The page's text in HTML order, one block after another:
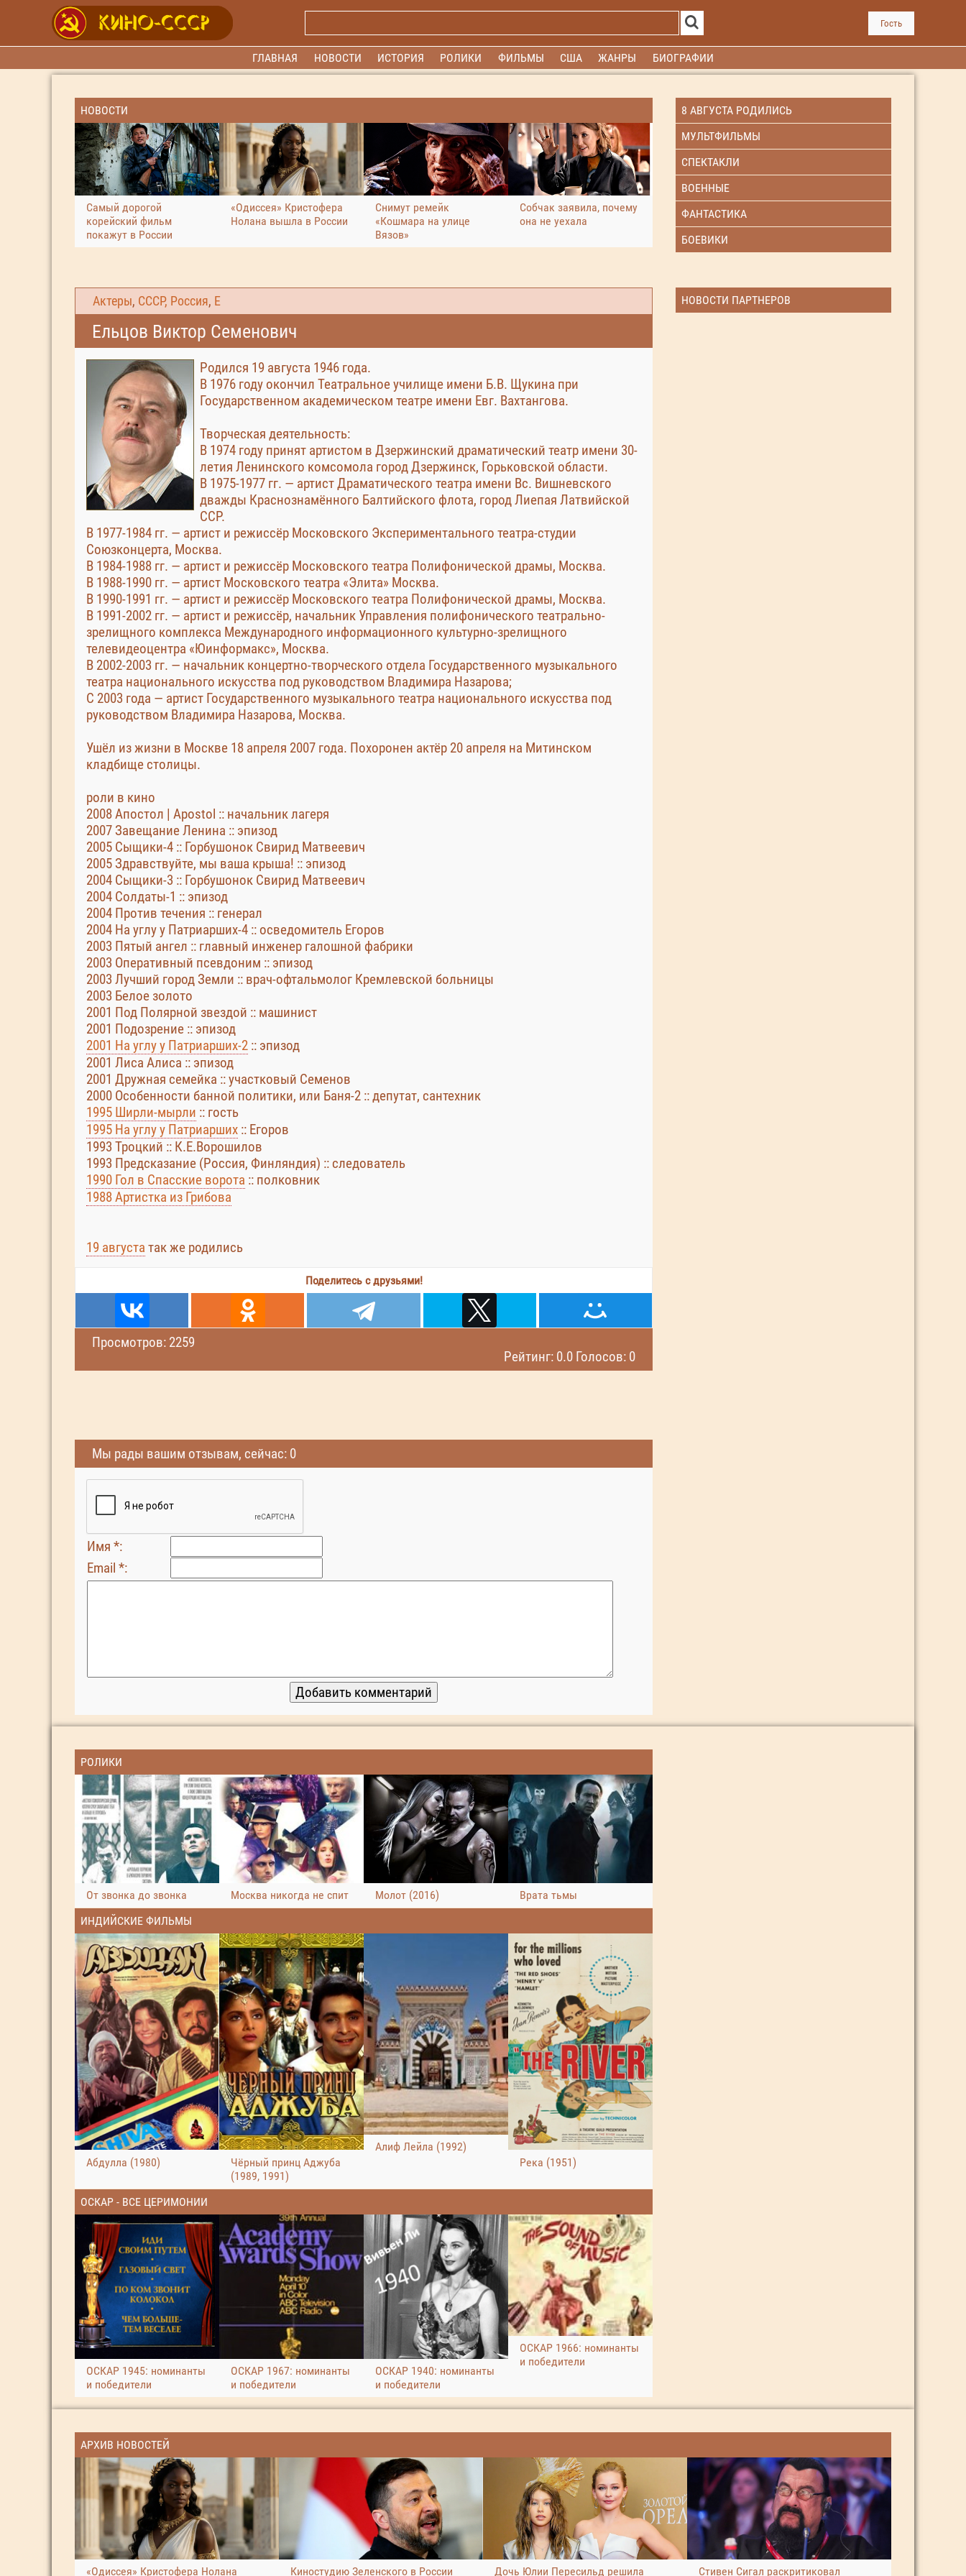
Гость
ГЛАВНАЯ НОВОСТИ ИСТОРИЯ РОЛИКИ ФИЛЬМЫ США ЖАНРЫ БИОГРАФИИ
НОВОСТИ
Самый дорогой
корейский фильм
покажут в России
«Одиссея» Кристофера
Нолана вышла в России
Снимут ремейк
«Кошмара на улице
Вязов»
Собчак заявила, почему
она не уехала
8 АВГУСТА РОДИЛИСЬ
МУЛЬТФИЛЬМЫ
СПЕКТАКЛИ
ВОЕННЫЕ
ФАНТАСТИКА
БОЕВИКИ
Актеры, СССР, Россия, Е
Ельцов Виктор Семенович
Родился 19 августа 1946 года.
В 1976 году окончил Театральное училище имени Б.В. Щукина при
Государственном академическом театре имени Евг. Вахтангова.
Творческая деятельность:
В 1974 году принят артистом в Дзержинский драматический театр имени 30-
летия Ленинского комсомола город Дзержинск, Горьковской области.
В 1975-1977 гг. — артист Драматического театра имени Вс. Вишневского
дважды Краснознамённого Балтийского флота, город Лиепая Латвийской
ССР.
В 1977-1984 гг. — артист и режиссёр Московского Экспериментального театра-студии
Союзконцерта, Москва.
В 1984-1988 гг. — артист и режиссёр Московского театра Полифонической драмы, Москва.
В 1988-1990 гг. — артист Московского театра «Элита» Москва.
В 1990-1991 гг. — артист и режиссёр Московского театра Полифонической драмы, Москва.
В 1991-2002 гг. — артист и режиссёр, начальник Управления полифонического театрально-
зрелищного комплекса Международного информационного культурно-зрелищного
телевидеоцентра «Юинформакс», Москва.
В 2002-2003 гг. — начальник концертно-творческого отдела Государственного музыкального
театра национального искусства под руководством Владимира Назарова;
С 2003 года — артист Государственного музыкального театра национального искусства под
руководством Владимира Назарова, Москва.
Ушёл из жизни в Москве 18 апреля 2007 года. Похоронен актёр 20 апреля на Митинском
кладбище столицы.
роли в кино
2008 Апостол | Apostol :: начальник лагеря
2007 Завещание Ленина :: эпизод
2005 Сыщики-4 :: Горбушонок Свирид Матвеевич
2005 Здравствуйте, мы ваша крыша! :: эпизод
2004 Сыщики-3 :: Горбушонок Свирид Матвеевич
2004 Солдаты-1 :: эпизод
2004 Против течения :: генерал
2004 На углу у Патриарших-4 :: осведомитель Егоров
2003 Пятый ангел :: главный инженер галошной фабрики
2003 Оперативный псевдоним :: эпизод
2003 Лучший город Земли :: врач-офтальмолог Кремлевской больницы
2003 Белое золото
2001 Под Полярной звездой :: машинист
2001 Подозрение :: эпизод
2001 На углу у Патриарших-2 :: эпизод
2001 Лиса Алиса :: эпизод
2001 Дружная семейка :: участковый Семенов
2000 Особенности банной политики, или Баня-2 :: депутат, сантехник
1995 Ширли-мырли :: гость
1995 На углу у Патриарших :: Егоров
1993 Троцкий :: К.Е.Ворошилов
1993 Предсказание (Россия, Финляндия) :: следователь
1990 Гол в Спасские ворота :: полковник
1988 Артистка из Грибова
19 августа так же родились
Поделитесь с друзьями!
Просмотров: 2259
Рейтинг: 0.0 Голосов: 0
НОВОСТИ ПАРТНЕРОВ
Мы рады вашим отзывам, сейчас: 0
Имя *:
Email *:
РОЛИКИ
От звонка до звонка Москва никогда не спит Молот (2016)
Врата тьмы
ИНДИЙСКИЕ ФИЛЬМЫ
Абдулла (1980)
Чёрный принц Аджуба
(1989, 1991)
Алиф Лейла (1992)
Река (1951)
ОСКАР - ВСЕ ЦЕРИМОНИИ
ОСКАР 1945: номинанты
и победители
ОСКАР 1967: номинанты
и победители
ОСКАР 1940: номинанты
и победители
ОСКАР 1966: номинанты
и победители
АРХИВ НОВОСТЕЙ
«Одиссея» Кристофера Нолана Киностудию Зеленского в России Дочь Юлии Пересильд решила Стивен Сигал раскритиковал